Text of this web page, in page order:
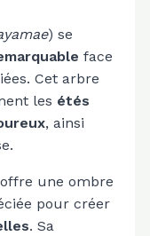
) se
face
Cet arbre
les étés
, ainsi
une ombre
pour créer
. Sa